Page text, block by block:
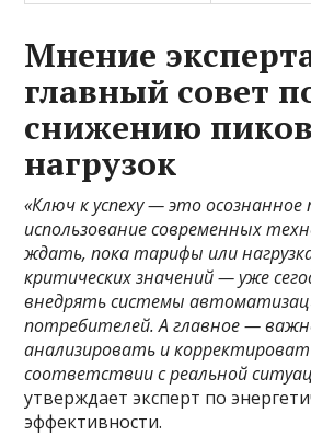
Мнение
главный совет
снижению
нагрузок
«Ключ к успеху — это осознанное
использование современных
ждать, пока тарифы или
критических значений — уже
внедрять системы
потребителей. А главное —
анализировать и
соответствии с реальной
утверждает эксперт по
эффективности.